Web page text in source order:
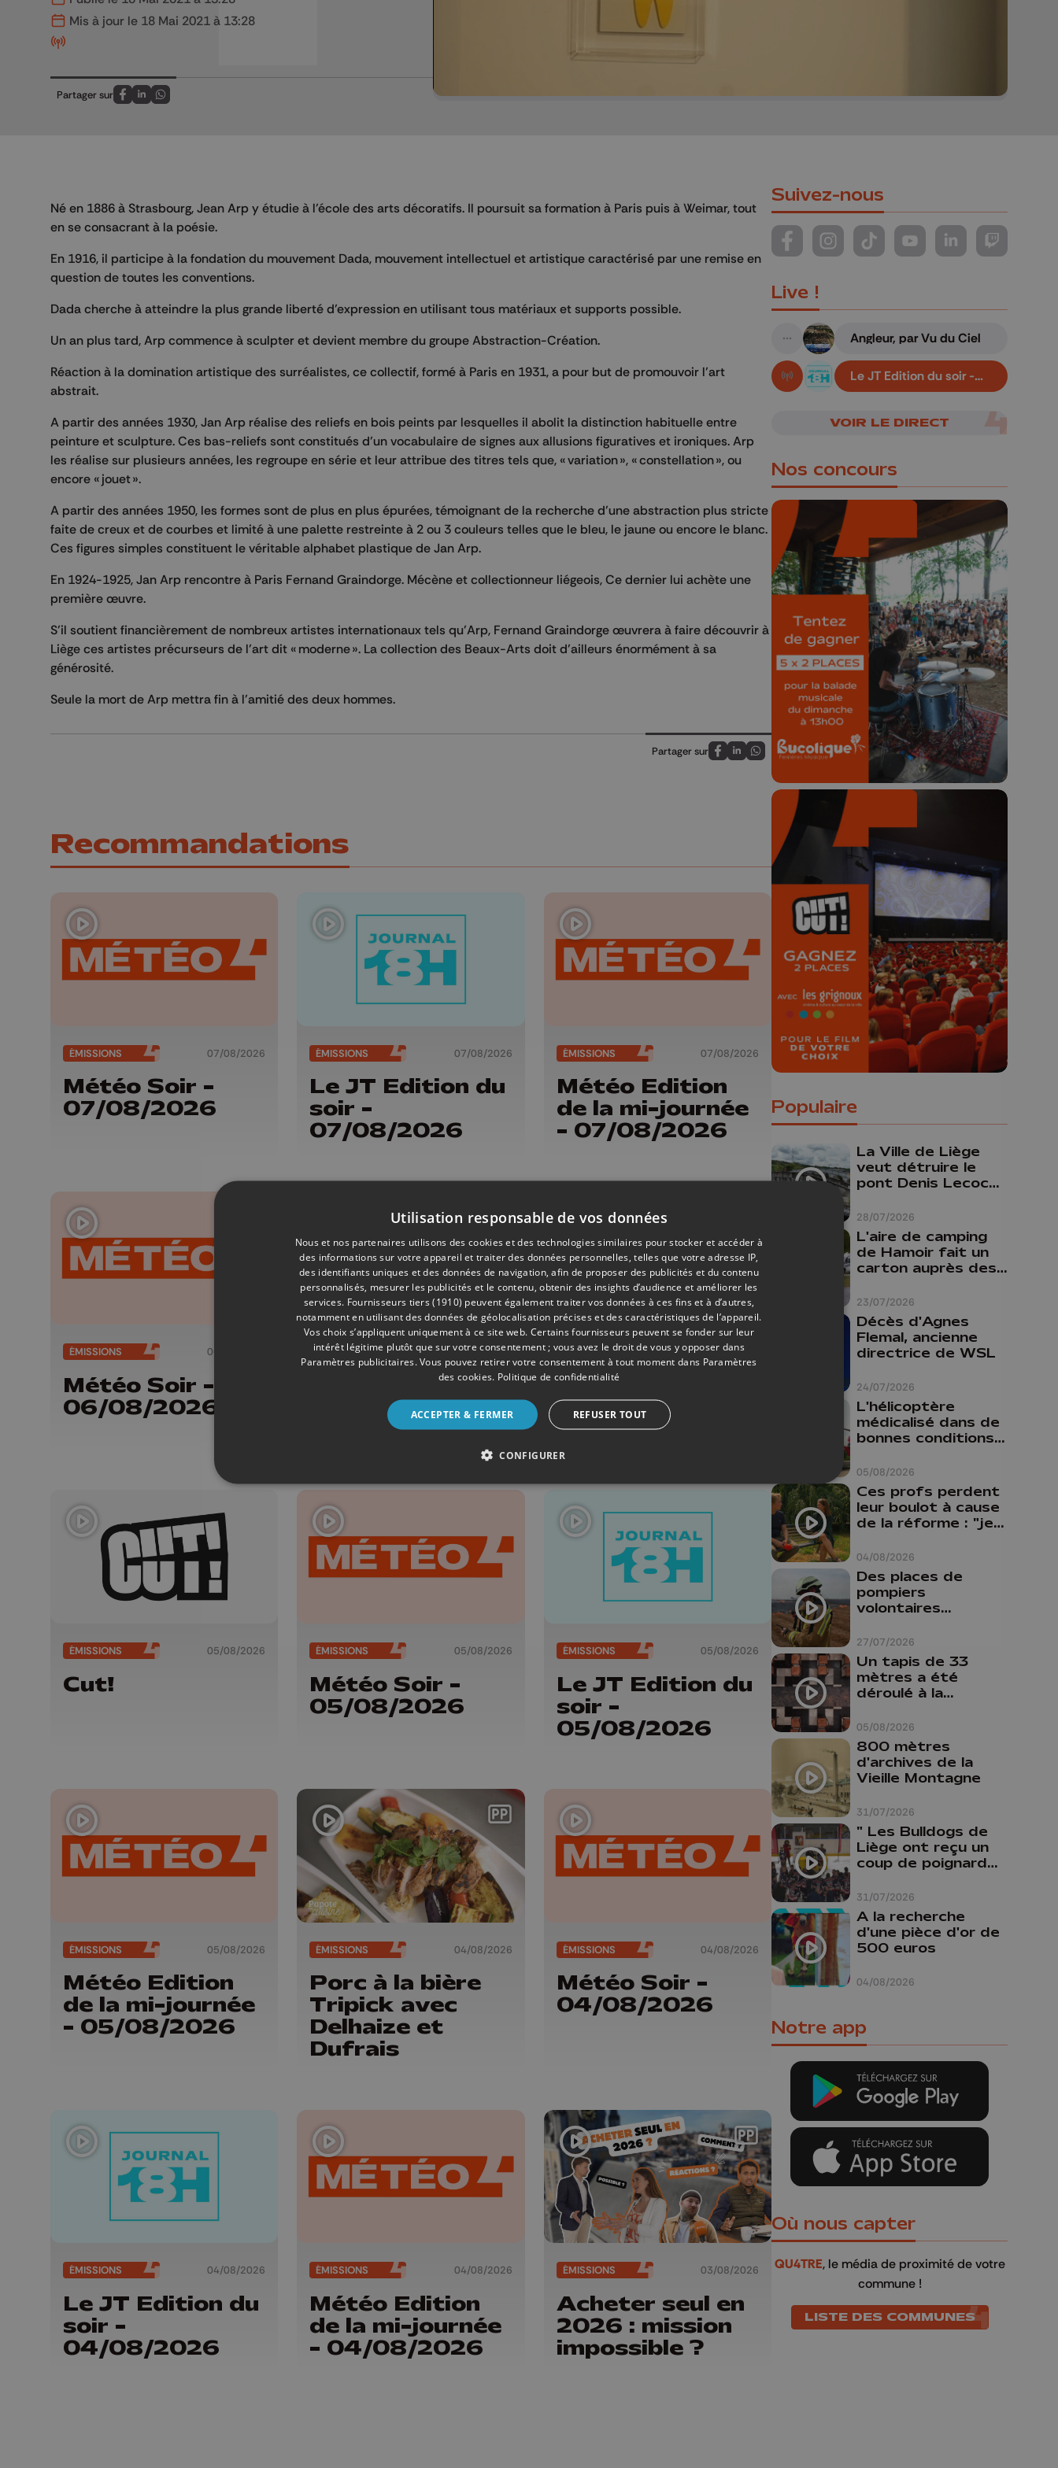
Mis à jour le 18 Mai 2021 à 13:28
Partager sur
Partagez sur FaceBook
Partagez sur LinkedIn
Partagez sur Whatsapp
Né en 1886 à Strasbourg, Jean Arp y étudie à l’école des arts décoratifs. Il poursuit sa formation à Paris puis à Weimar, tout
en se consacrant à la poésie.
En 1916, il participe à la fondation du mouvement Dada, mouvement intellectuel et artistique caractérisé par une remise en
question de toutes les conventions.
Dada cherche à atteindre la plus grande liberté d’expression en utilisant tous matériaux et supports possible.
Un an plus tard, Arp commence à sculpter et devient membre du groupe Abstraction-Création.
Réaction à la domination artistique des surréalistes, ce collectif, formé à Paris en 1931, a pour but de promouvoir l’art
abstrait.
A partir des années 1930, Jan Arp réalise des reliefs en bois peints par lesquelles il abolit la distinction habituelle entre
peinture et sculpture. Ces bas-reliefs sont constitués d’un vocabulaire de signes aux allusions figuratives et ironiques. Arp
les réalise sur plusieurs années, les regroupe en série et leur attribue des titres tels que, « variation », « constellation », ou
encore « jouet ».
A partir des années 1950, les formes sont de plus en plus épurées, témoignant de la recherche d’une abstraction plus stricte
faite de creux et de courbes et limité à une palette restreinte à 2 ou 3 couleurs telles que le bleu, le jaune ou encore le blanc.
Ces figures simples constituent le véritable alphabet plastique de Jan Arp.
En 1924-1925, Jan Arp rencontre à Paris Fernand Graindorge. Mécène et collectionneur liégeois, Ce dernier lui achète une
première œuvre.
S’il soutient financièrement de nombreux artistes internationaux tels qu’Arp, Fernand Graindorge œuvrera à faire découvrir à
Liège ces artistes précurseurs de l’art dit « moderne ». La collection des Beaux-Arts doit d’ailleurs énormément à sa
générosité.
Seule la mort de Arp mettra fin à l’amitié des deux hommes.
Partager sur
Partagez sur FaceBook
Partagez sur LinkedIn
Partagez sur Whatsapp
Recommandations
ÉMISSIONS 07/08/2026
Météo Soir -
07/08/2026
ÉMISSIONS 07/08/2026
Le JT Edition du
soir -
07/08/2026
ÉMISSIONS 07/08/2026
Météo Edition
de la mi-journée
- 07/08/2026
ÉMISSIONS 06/08/2026
Météo Soir -
06/08/2026
ÉMISSIONS 06/08/2026
Le JT Edition du
06/08/2026
ÉMISSIONS 06/08/2026
Météo Edition
de la mi-journée
- 06/08/2026
ÉMISSIONS 05/08/2026
Cut!
ÉMISSIONS 05/08/2026
Météo Soir -
05/08/2026
ÉMISSIONS 05/08/2026
Le JT Edition du
soir -
05/08/2026
ÉMISSIONS 05/08/2026
Météo Edition
de la mi-journée
- 05/08/2026
ÉMISSIONS 04/08/2026
Porc à la bière
Tripick avec
Delhaize et
Dufrais
ÉMISSIONS 04/08/2026
Météo Soir -
04/08/2026
ÉMISSIONS 04/08/2026
Le JT Edition du
soir -
04/08/2026
ÉMISSIONS 04/08/2026
Météo Edition
de la mi-journée
- 04/08/2026
ÉMISSIONS 03/08/2026
Acheter seul en
2026 : mission
impossible ?
Suivez-nous
Suivez-nous sur FaceBook
Suivez-nous sur Instagram
Suivez-nous sur TikTok
Suivez-nous sur YouTube
Suivez-nous sur
Suivez-
Live !
A suivre
Angleur, par Vu du Ciel
En live!
Le JT Edition du soir -
VOIR LE DIRECT
Nos concours
🎁 Gagnez 5x2
places pour le
Bucolique Ferrières
Festival 🌿🎶
Concours valable jusqu'au 9 août,
23h59.
🎬 Concours CUT x
Les Grignoux ✨
Concours permanent - 2 places à
gagner chaque semaine !
Populaire
28/07/2026
La Ville de Liège
veut détruire le
pont Denis Lecocq
budget pour le
faire
23/07/2026
L'aire de camping
de Hamoir fait un
carton auprès des
24/07/2026
Décès d'Agnes
Flemal, ancienne
directrice de WSL
05/08/2026
L'hélicoptère
médicalisé dans de
bonnes conditions à
04/08/2026
Ces profs perdent
leur boulot à cause
de la réforme : "je
comme prof que
comme
pharmacienne"
27/07/2026
Des places de
pompiers
volontaires
province de Liège :
"Un citoyen qui
n'est formé ne
peut pas nous
aider"
05/08/2026
Un tapis de 33
mètres a été
déroulé à la
Liège
31/07/2026
800 mètres
d'archives de la
Vieille Montagne
31/07/2026
" Les Bulldogs de
Liège ont reçu un
coup de poignard
04/08/2026
A la recherche
d'une pièce d'or de
500 euros
Notre app
Où nous capter
QU4TRE, le média de proximité de votre
commune !
LISTE DES COMMUNES
Utilisation responsable de vos données
Nous et nos partenaires utilisons des cookies et des technologies similaires pour stocker et accéder à
des informations sur votre appareil et traiter des données personnelles, telles que votre adresse IP,
des identifiants uniques et des données de navigation, afin de proposer des publicités et du contenu
personnalisés, mesurer les publicités et le contenu, obtenir des insights d’audience et améliorer les
services. Fournisseurs tiers (1910) peuvent également traiter vos données à ces fins et à d’autres,
notamment en utilisant des données de géolocalisation précises et des caractéristiques de l’appareil.
Vos choix s’appliquent uniquement à ce site web. Certains fournisseurs peuvent se fonder sur leur
intérêt légitime plutôt que sur votre consentement ; vous avez le droit de vous y opposer dans
Paramètres publicitaires. Vous pouvez retirer votre consentement à tout moment dans Paramètres
des cookies. Politique de confidentialité
ACCEPTER & FERMER REFUSER TOUT
CONFIGURER